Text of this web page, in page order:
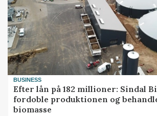
BUSINESS
Efter lån på 182 millioner: Sindal
fordoble produktionen og
biomasse